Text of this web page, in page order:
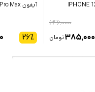
۶۴۶,۰۰۰
۳۸۵,۰۰۰تومان
آیفون IPHONE 14 Pro Max
۲۶٪